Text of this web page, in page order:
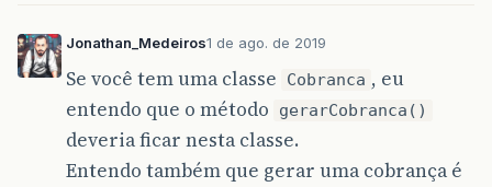
Jonathan_Medeiros1 de ago. de 2019
Se você tem uma classe Cobranca , eu
entendo que o método
gerarCobranca()
deveria ficar nesta classe.
Entendo também que gerar uma cobrança é